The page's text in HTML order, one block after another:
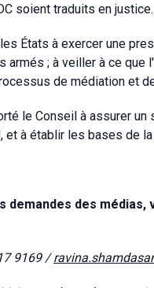
soient traduits en justice.
États à exercer une
armés ; à veiller à ce
de médiation et
le Conseil à assurer
à établir les bases de
demandes des
9169 /